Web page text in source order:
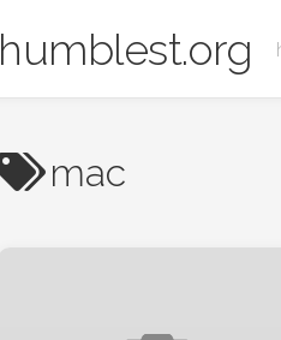
humblest.org
mac